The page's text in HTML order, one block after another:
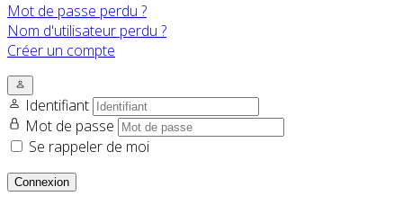
Mot de passe perdu ?
Nom d'utilisateur perdu ?
Créer un compte
Identifiant
Mot de passe
Se rappeler de moi
Connexion